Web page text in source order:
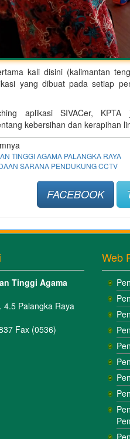
kali disini (kalimantan
yang dibuat pada setiap
aplikasi SIVACer,
kebersihan dan kerapihan
TINGGI AGAMA PALANGKA RAYA
SARANA PENDUKUNG CCTV
FACEBOOK
Tinggi Agama
4.5 Palangka Raya
Fax (0536)
Web